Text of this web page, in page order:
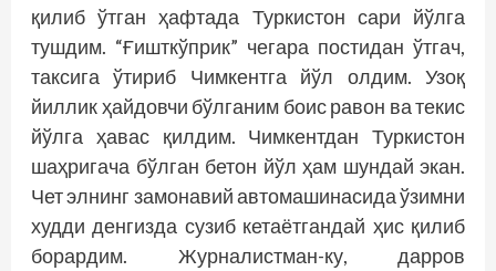
қилиб ўтган ҳафтада Туркистон сари йўлга
тушдим. “Ғишткўприк” чегара постидан ўтгач,
таксига ўтириб Чимкентга йўл олдим. Узоқ
йиллик ҳайдовчи бўлганим боис равон ва текис
йўлга ҳавас қилдим. Чимкентдан Туркистон
шаҳригача бўлган бетон йўл ҳам шундай экан.
Чет элнинг замонавий автомашинасида ўзимни
худди денгизда сузиб кетаётгандай ҳис қилиб
борардим. Журналистман-ку, дарров